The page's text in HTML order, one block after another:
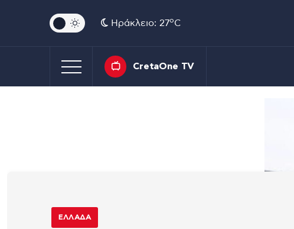
Ηράκλειο: 27oC
CretaOne TV
ΕΛΛΆΔΑ